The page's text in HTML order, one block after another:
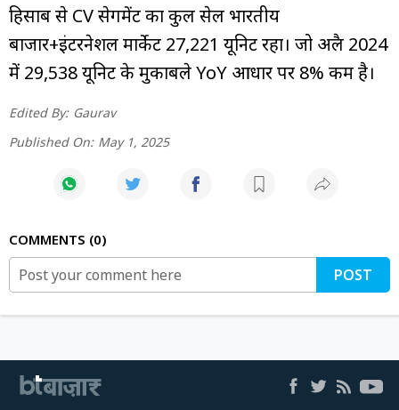
हिसाब से CV सेगमेंट का कुल सेल भारतीय
बाजार+इंटरनेशल मार्केट 27,221 यूनिट रहा। जो अप्रैल 2024
में 29,538 यूनिट के मुकाबले YoY आधार पर 8% कम है।
Edited By: Gaurav
Published On: May 1, 2025
COMMENTS 0
POST